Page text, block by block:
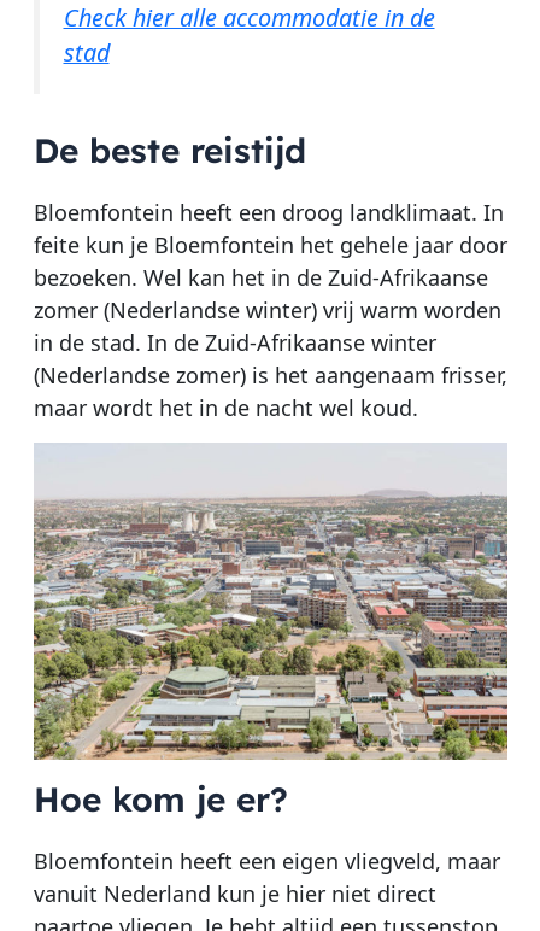
Check hier alle accommodatie in de
stad
De beste reistijd
Bloemfontein heeft een droog landklimaat. In
feite kun je Bloemfontein het gehele jaar door
bezoeken. Wel kan het in de Zuid-Afrikaanse
zomer (Nederlandse winter) vrij warm worden
in de stad. In de Zuid-Afrikaanse winter
(Nederlandse zomer) is het aangenaam frisser,
maar wordt het in de nacht wel koud.
Hoe kom je er?
Bloemfontein heeft een eigen vliegveld, maar
vanuit Nederland kun je hier niet direct